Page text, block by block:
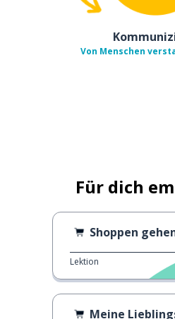
Von Menschen
Für dich
Shoppen
Lektion
Meine